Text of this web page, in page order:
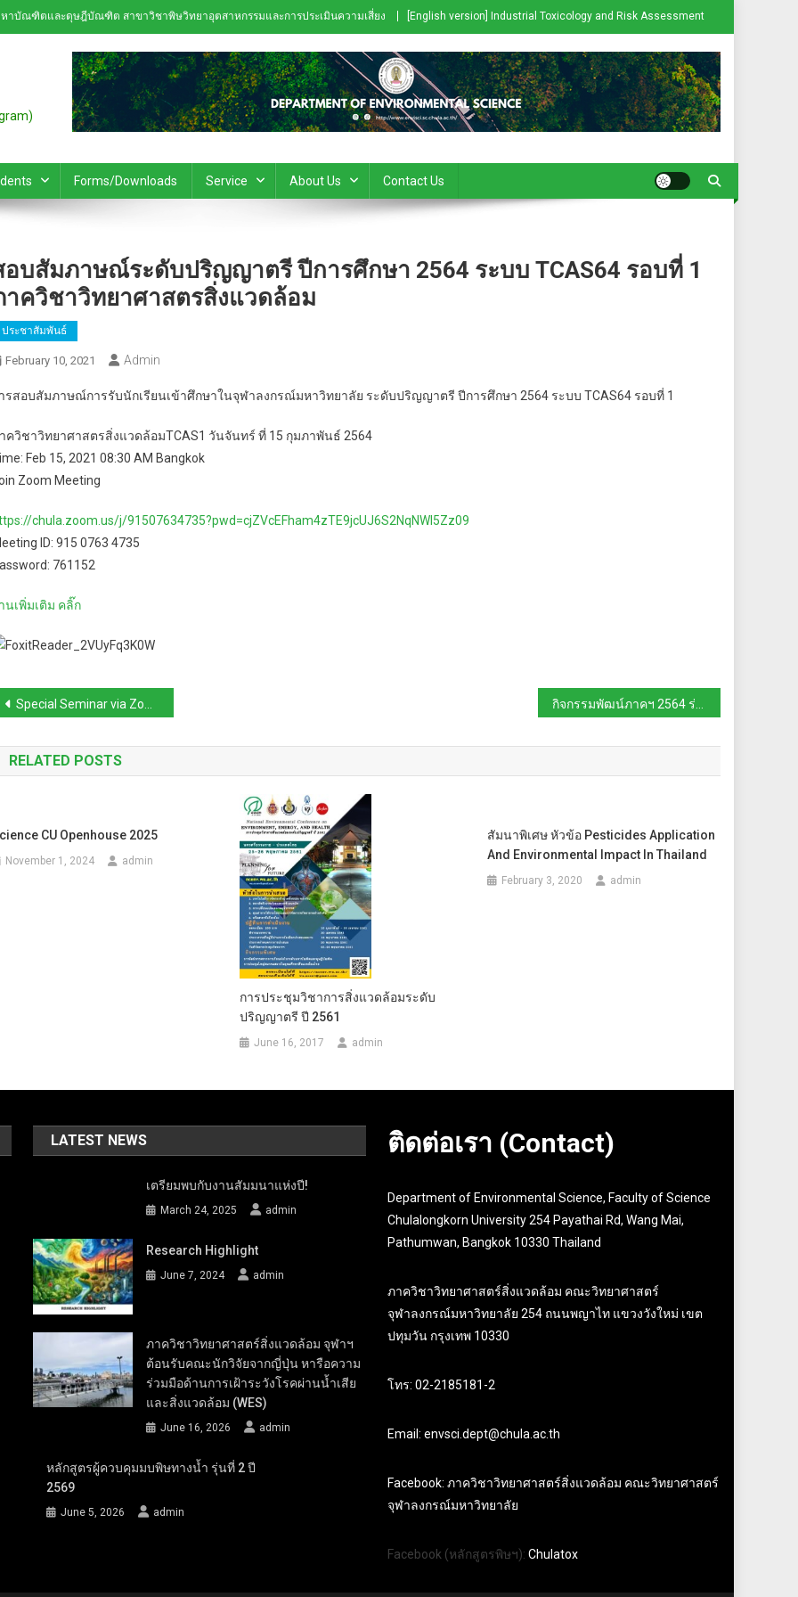
าบัณฑิตและดุษฎีบัณฑิต สาขาวิชาพิษวิทยาอุตสาหกรรมและการประเมินความเสี่ยง [English version] Industrial Toxicology and Risk Assessment
Forms/Downloads Service About Us Contact Us
อบสัมภาษณ์ระดับปริญญาตรี ปีการศึกษา 2564 ระบบ TCAS64 รอบที่ 1
าควิชาวิทยาศาสตรสิ่งแวดล้อม
ประชาสัมพันธ์
February 10, 2021 Admin
รสอบสัมภาษณ์การรับนักเรียนเข้าศึกษาในจุฬาลงกรณ์มหาวิทยาลัย ระดับปริญญาตรี ปีการศึกษา 2564 ระบบ TCAS64 รอบที่ 1
ควิชาวิทยาศาสตรสิ่งแวดล้อมTCAS1 วันจันทร์ ที่ 15 กุมภาพันธ์ 2564
Feb 15, 2021 08:30 AM Bangkok
Zoom Meeting
chula.zoom.us/j/91507634735?pwd=cjZVcEFham4zTE9jcUJ6S2NqNWl5Zz09
ID: 915 0763 4735
761152
นเพิ่มเติม คลิ๊ก
Post
Special Seminar via Zoom on Friday 5th Feb
RELATED POSTS
CU Openhouse 2025
November 1, 2024 admin
การประชุมวิชาการสิ่งแวดล้อมระดับ
ปริญญาตรี ปี 2561
June 16, 2017 admin
สัมนาพิเศษ หัวข้อ Pesticides Application
And Environmental Impact In Thailand
February 3, 2020 admin
LATEST NEWS
เตรียมพบกับงานสัมมนาแห่งปี!
March 24, 2025 admin
Research Highlight
June 7, 2024 admin
ภาควิชาวิทยาศาสตร์สิ่งแวดล้อม จุฬาฯ
ต้อนรับคณะนักวิจัยจากญี่ปุ่น หารือความ
ร่วมมือด้านการเฝ้าระวังโรคผ่านน้ำเสีย
และสิ่งแวดล้อม (WES)
June 16, 2026 admin
หลักสูตรผู้ควบคุมมบพิษทางน้ำ รุ่นที่ 2 ปี
2569
June 5, 2026 admin
ติดต่อเรา (Contact)
Department of Environmental Science, Faculty of Science
Chulalongkorn University 254 Payathai Rd, Wang Mai,
Pathumwan, Bangkok 10330 Thailand
ภาควิชาวิทยาศาสตร์สิ่งแวดล้อม คณะวิทยาศาสตร์
จุฬาลงกรณ์มหาวิทยาลัย 254 ถนนพญาไท แขวงวังใหม่ เขต
ปทุมวัน กรุงเทพ 10330
โทร: 02-2185181-2
Email: envsci.dept@chula.ac.th
Facebook: ภาควิชาวิทยาศาสตร์สิ่งแวดล้อม คณะวิทยาศาสตร์
จุฬาลงกรณ์มหาวิทยาลัย
Facebook (หลักสูตรพิษฯ): Chulatox